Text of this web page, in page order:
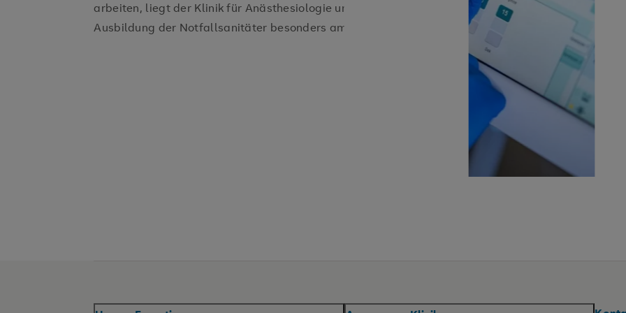
arbeiten, liegt der Klinik für Anästhesiologie und Intensivmedizin die
Ausbildung der Notfallsanitäter besonders am Herzen.